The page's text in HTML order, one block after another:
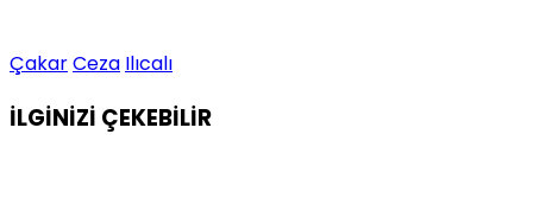
ÇakarCeza Ilıcalı
İLGİNİZİ ÇEKEBİLİR